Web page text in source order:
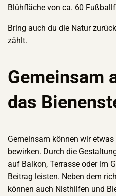
Blühfläche von ca. 60
Bring auch du die Natur
zählt.
Gemeinsam
das
Gemeinsam können wir
bewirken. Durch die
auf Balkon, Terrasse oder im
Beitrag leisten. Neben dem
können auch Nisthilfen und